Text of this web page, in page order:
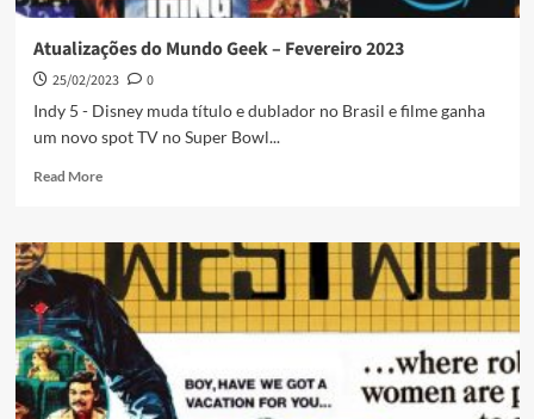
Atualizações do Mundo Geek – Fevereiro 2023
25/02/2023
0
Indy 5 - Disney muda título e dublador no Brasil e filme ganha
um novo spot TV no Super Bowl...
Read More